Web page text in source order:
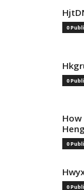
0
0
0
0